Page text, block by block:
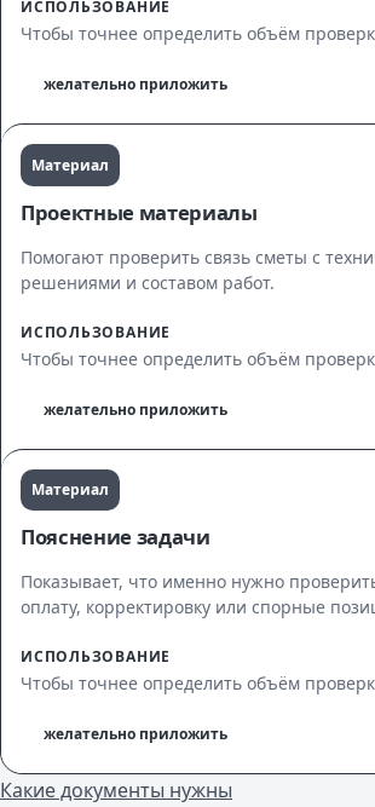
ИСПОЛЬЗОВАНИЕ
Чтобы точнее определить объём
желательно приложить
Материал
Проектные материалы
Помогают проверить связь сметы с
решениями и составом работ.
ИСПОЛЬЗОВАНИЕ
Чтобы точнее определить объём
желательно приложить
Материал
Пояснение задачи
Показывает, что именно нужно
оплату, корректировку или спорные
ИСПОЛЬЗОВАНИЕ
Чтобы точнее определить объём
желательно приложить
Какие документы нужны